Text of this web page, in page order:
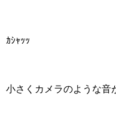
ｶｼｬｯｯ
小さくカメラのような音